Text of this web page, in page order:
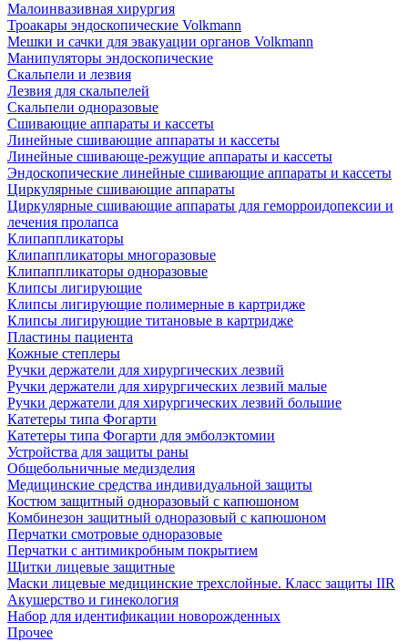
Малоинвазивная хирургия
Троакары эндоскопические Volkmann
Мешки и сачки для эвакуации органов Volkmann
Манипуляторы эндоскопические
Скальпели и лезвия
Лезвия для скальпелей
Скальпели одноразовые
Сшивающие аппараты и кассеты
Линейные сшивающие аппараты и кассеты
Линейные сшивающе-режущие аппараты и кассеты
Эндоскопические линейные сшивающие аппараты и кассеты
Циркулярные сшивающие аппараты
Циркулярные сшивающие аппараты для геморроидопексии и
лечения пролапса
Клипаппликаторы
Клипаппликаторы многоразовые
Клипаппликаторы одноразовые
Клипсы лигирующие
Клипсы лигирующие полимерные в картридже
Клипсы лигирующие титановые в картридже
Пластины пациента
Кожные степлеры
Ручки держатели для хирургических лезвий
Ручки держатели для хирургических лезвий малые
Ручки держатели для хирургических лезвий большие
Катетеры типа Фогарти
Катетеры типа Фогарти для эмболэктомии
Устройства для защиты раны
Общебольничные медизделия
Медицинские средства индивидуальной защиты
Костюм защитный одноразовый с капюшоном
Комбинезон защитный одноразовый с капюшоном
Перчатки смотровые одноразовые
Перчатки с антимикробным покрытием
Щитки лицевые защитные
Маски лицевые медицинские трехслойные. Класс защиты IIR
Акушерство и гинекология
Набор для идентификации новорожденных
Прочее